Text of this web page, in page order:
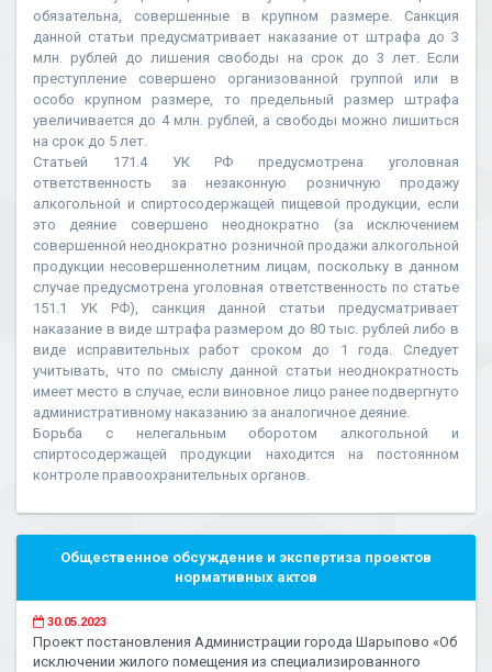
обязательна, совершенные в крупном размере. Санкция
данной статьи предусматривает наказание от штрафа до 3
млн. рублей до лишения свободы на срок до 3 лет. Если
преступление совершено организованной группой или в
особо крупном размере, то предельный размер штрафа
увеличивается до 4 млн. рублей, а свободы можно лишиться
на срок до 5 лет.
Статьей 171.4 УК РФ предусмотрена уголовная
ответственность за незаконную розничную продажу
алкогольной и спиртосодержащей пищевой продукции, если
это деяние совершено неоднократно (за исключением
совершенной неоднократно розничной продажи алкогольной
продукции несовершеннолетним лицам, поскольку в данном
случае предусмотрена уголовная ответственность по статье
151.1 УК РФ), санкция данной статьи предусматривает
наказание в виде штрафа размером до 80 тыс. рублей либо в
виде исправительных работ сроком до 1 года. Следует
учитывать, что по смыслу данной статьи неоднократность
имеет место в случае, если виновное лицо ранее подвергнуто
административному наказанию за аналогичное деяние.
Борьба с нелегальным оборотом алкогольной и
спиртосодержащей продукции находится на постоянном
контроле правоохранительных органов.
Общественное обсуждение и экспертиза проектов
нормативных актов
30.05.2023
Проект постановления Администрации города Шарыпово «Об
исключении жилого помещения из специализированного